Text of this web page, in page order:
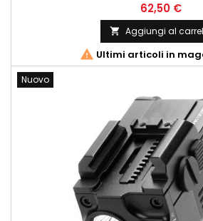
62,50 €
 Aggiungi al
 Ultimi articoli in
Nuovo